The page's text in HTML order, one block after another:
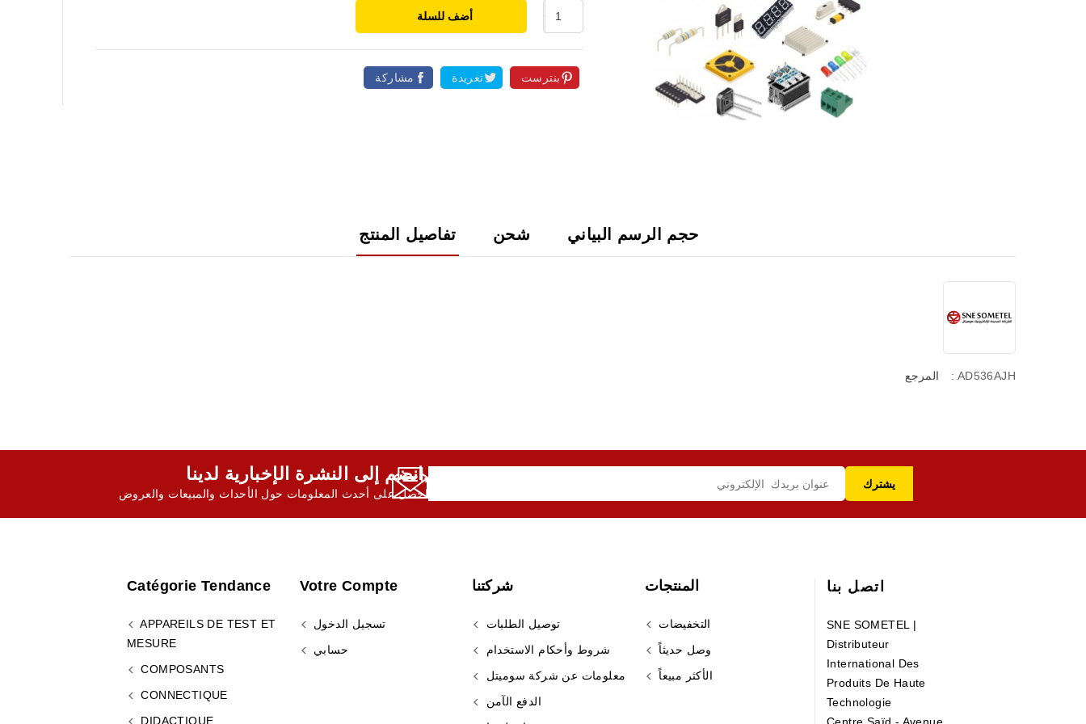
أضف للسلة
مشاركة تغريدة بنترست
تفاصيل المنتج شحن حجم الرسم البياني
المرجع : AD536AJH
انضم إلى النشرة الإخبارية لدينا,
احصل على أحدث المعلومات حول الأحداث والمبيعات والعروض
اتصل بنا
SNE SOMETEL |
Distributeur
International Des
Produits De Haute
Technologie
المنتجات
التخفيضات
وصل حديثاً
الأكثر مبيعاً
شركتنا
توصيل الطلبات
شروط وأحكام الاستخدام
معلومات عن شركة سوميتل
الدفع الآمن
Votre Compte
تسجيل الدخول
حسابي
Catégorie Tendance
APPAREILS DE TEST ET
MESURE
COMPOSANTS
CONNECTIQUE
DIDACTIQUE